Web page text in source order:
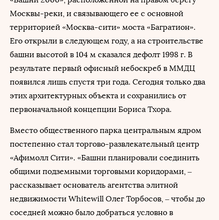
Москвы-реки, и связывающего ее с основной
территорией «Москва-сити» моста «Багратион».
Его открыли в следующем году, а на строительстве
башни высотой в 104 м сказался дефолт 1998 г. В
результате первый офисный небоскреб в ММДЦ
появился лишь спустя три года. Сегодня только два
этих архитектурных объекта и сохранились от
первоначальной концепции Бориса Тхора.
Вместо общественного парка центральным ядром
постепенно стал торгово-развлекательный центр
«Афимолл Сити». «Башни планировали соединить
общими подземными торговыми коридорами, ‒
рассказывает основатель агентства элитной
недвижимости Whitewill Олег Торбосов, ‒ чтобы до
соседней можно было добраться условно в